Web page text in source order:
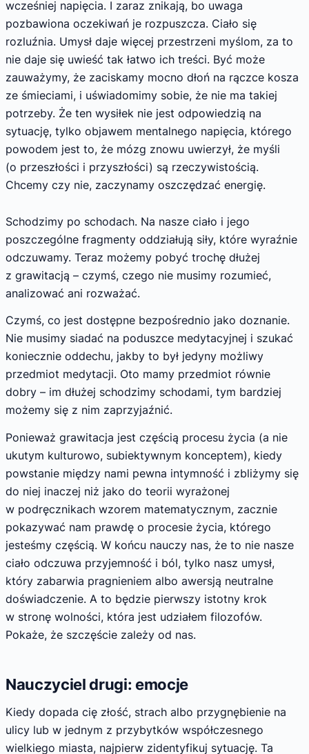
wcześniej napięcia. I zaraz znikają, bo uwaga
pozbawiona oczekiwań je rozpuszcza. Ciało się
rozluźnia. Umysł daje więcej przestrzeni myślom, za to
nie daje się uwieść tak łatwo ich treści. Być może
zauważymy, że zaciskamy mocno dłoń na rączce kosza
ze śmieciami, i uświadomimy sobie, że nie ma takiej
potrzeby. Że ten wysiłek nie jest odpowiedzią na
sytuację, tylko objawem mentalnego napięcia, którego
powodem jest to, że mózg znowu uwierzył, że myśli
(o przeszłości i przyszłości) są rzeczywistością.
Chcemy czy nie, zaczynamy oszczędzać energię.
Schodzimy po schodach. Na nasze ciało i jego
poszczególne fragmenty oddziałują siły, które wyraźnie
odczuwamy. Teraz możemy pobyć trochę dłużej
z grawitacją – czymś, czego nie musimy rozumieć,
analizować ani rozważać.
Czymś, co jest dostępne bezpośrednio jako doznanie.
Nie musimy siadać na poduszce medytacyjnej i szukać
koniecznie oddechu, jakby to był jedyny możliwy
przedmiot medytacji. Oto mamy przedmiot równie
dobry – im dłużej schodzimy schodami, tym bardziej
możemy się z nim zaprzyjaźnić.
Ponieważ grawitacja jest częścią procesu życia (a nie
ukutym kulturowo, subiektywnym konceptem), kiedy
powstanie między nami pewna intymność i zbliżymy się
do niej inaczej niż jako do teorii wyrażonej
w podręcznikach wzorem matematycznym, zacznie
pokazywać nam prawdę o procesie życia, którego
jesteśmy częścią. W końcu nauczy nas, że to nie nasze
ciało odczuwa przyjemność i ból, tylko nasz umysł,
który zabarwia pragnieniem albo awersją neutralne
doświadczenie. A to będzie pierwszy istotny krok
w stronę wolności, która jest udziałem filozofów.
Pokaże, że szczęście zależy od nas.
Nauczyciel drugi: emocje
Kiedy dopada cię złość, strach albo przygnębienie na
ulicy lub w jednym z przybytków współczesnego
wielkiego miasta, najpierw zidentyfikuj sytuację. Ta